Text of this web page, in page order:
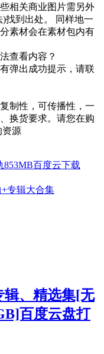
相关商业图片需另外
找到出处。 同样地一
素材会在素材包内有
查看内容？
弹出成功提示，请联
制性，可传播性，一
换货要求。请您在购
资源
853MB百度云下载
+专辑大合集
辑、精选集[无
百度云盘打